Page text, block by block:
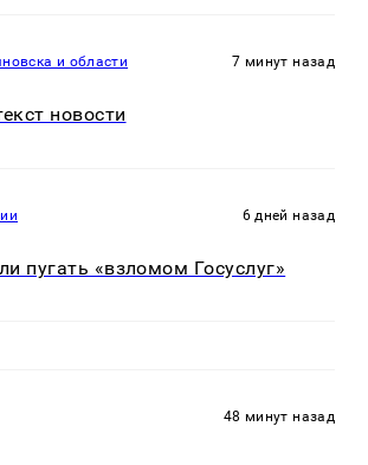
и области 7 минут назад
новости
6 дней назад
пугать «взломом Госуслуг»
48 минут назад